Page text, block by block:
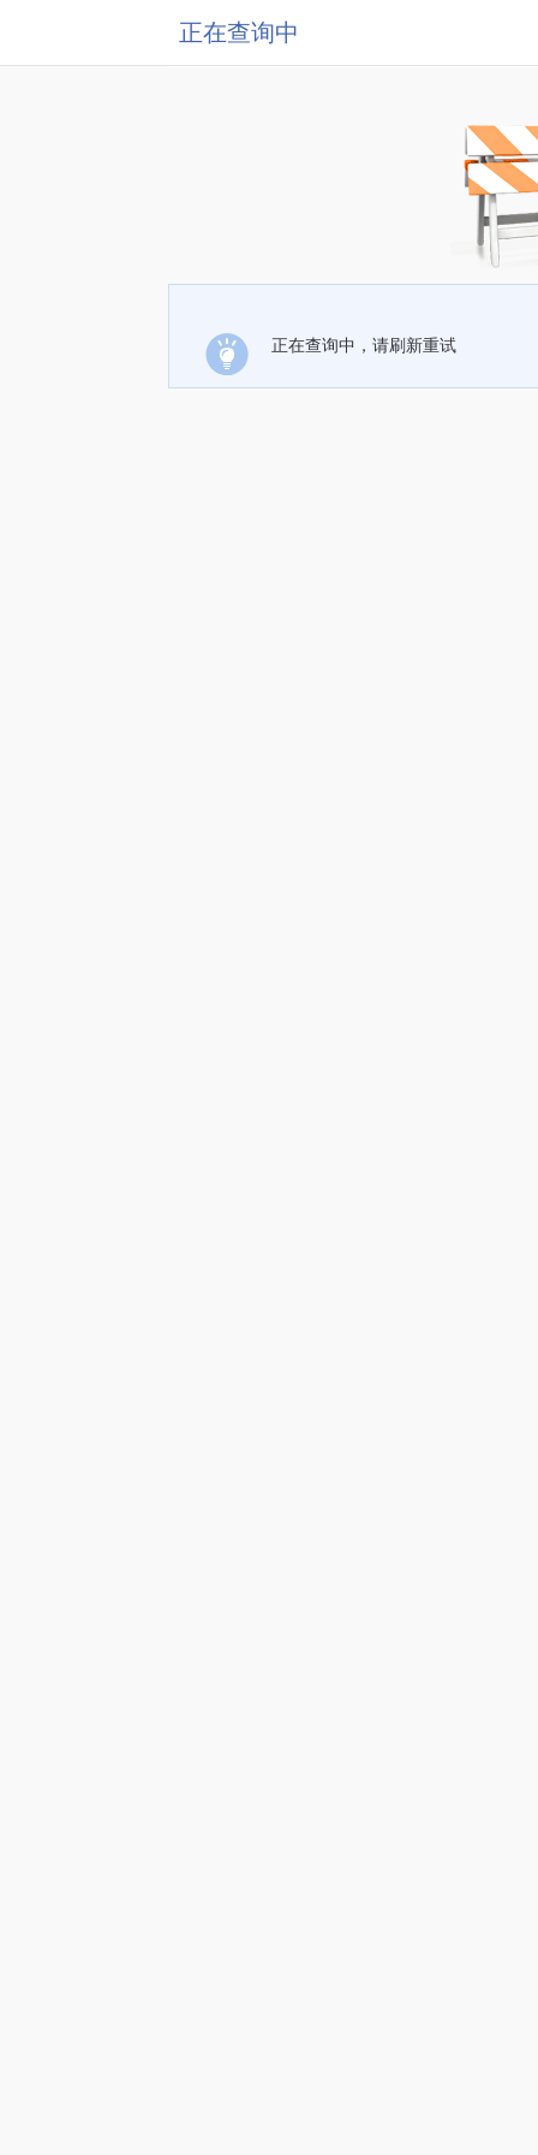
正在查询中
正在查询中，请刷新重试